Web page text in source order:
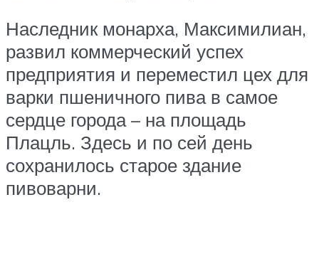
Наследник монарха, Максимилиан,
развил коммерческий успех
предприятия и переместил цех для
варки пшеничного пива в самое
сердце города – на площадь
Плацль. Здесь и по сей день
сохранилось старое здание
пивоварни.